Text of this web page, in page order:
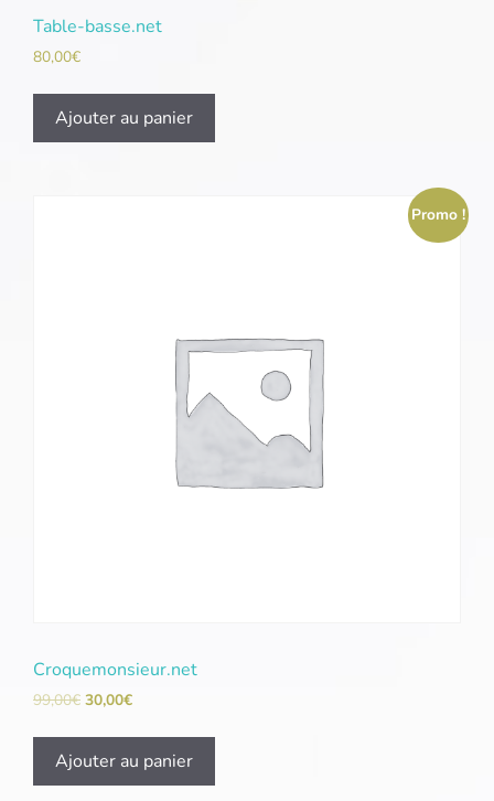
Table-basse.net
80,00€
Ajouter au panier
Promo !
Croquemonsieur.net
99,00€ 30,00€
Ajouter au panier